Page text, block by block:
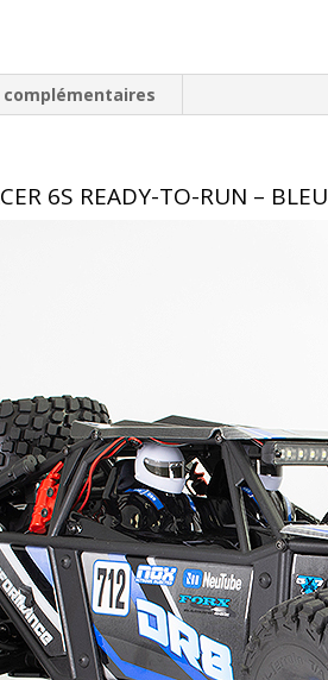
6S READY-TO-RUN – BLEU